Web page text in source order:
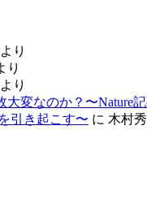
より
り
より
変なのか？〜Nature
引き起こす〜 に 木村